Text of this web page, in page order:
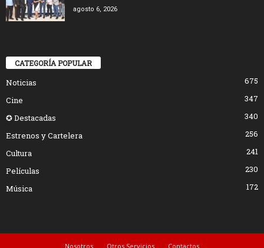
agosto 6, 2026
CATEGORÍA POPULAR
Noticias
675
Cine
347
✪ Destacadas
340
Estrenos y Cartelera
256
Cultura
241
Películas
230
Música
172
Nosotros Otros Servicios Contactos